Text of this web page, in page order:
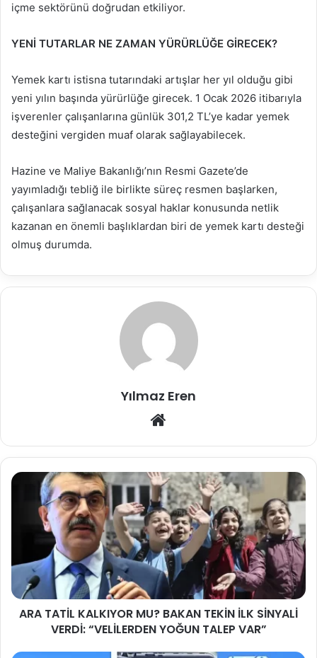
içme sektörünü doğrudan etkiliyor.
YENİ TUTARLAR NE ZAMAN YÜRÜRLÜĞE GİRECEK?
Yemek kartı istisna tutarındaki artışlar her yıl olduğu gibi
yeni yılın başında yürürlüğe girecek. 1 Ocak 2026 itibarıyla
işverenler çalışanlarına günlük 301,2 TL’ye kadar yemek
desteğini vergiden muaf olarak sağlayabilecek.
Hazine ve Maliye Bakanlığı’nın Resmi Gazete’de
yayımladığı tebliğ ile birlikte süreç resmen başlarken,
çalışanlara sağlanacak sosyal haklar konusunda netlik
kazanan en önemli başlıklardan biri de yemek kartı desteği
olmuş durumda.
Yılmaz Eren
ARA TATİL KALKIYOR MU? BAKAN TEKİN İLK SİNYALİ
VERDİ: “VELİLERDEN YOĞUN TALEP VAR”